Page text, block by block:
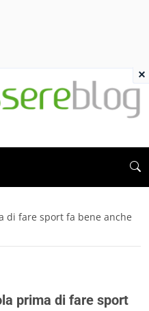
di fare sport fa bene anche
prima di fare sport
×